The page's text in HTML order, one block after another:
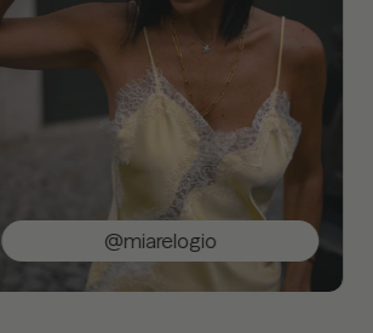
@miarelogio